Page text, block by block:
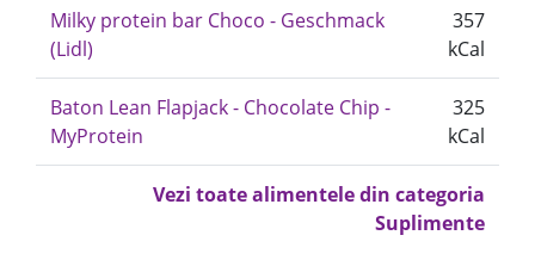
Milky protein bar Choco - Geschmack
(Lidl)
357
kCal
Baton Lean Flapjack - Chocolate Chip -
MyProtein
325
kCal
Vezi toate alimentele din categoria
Suplimente